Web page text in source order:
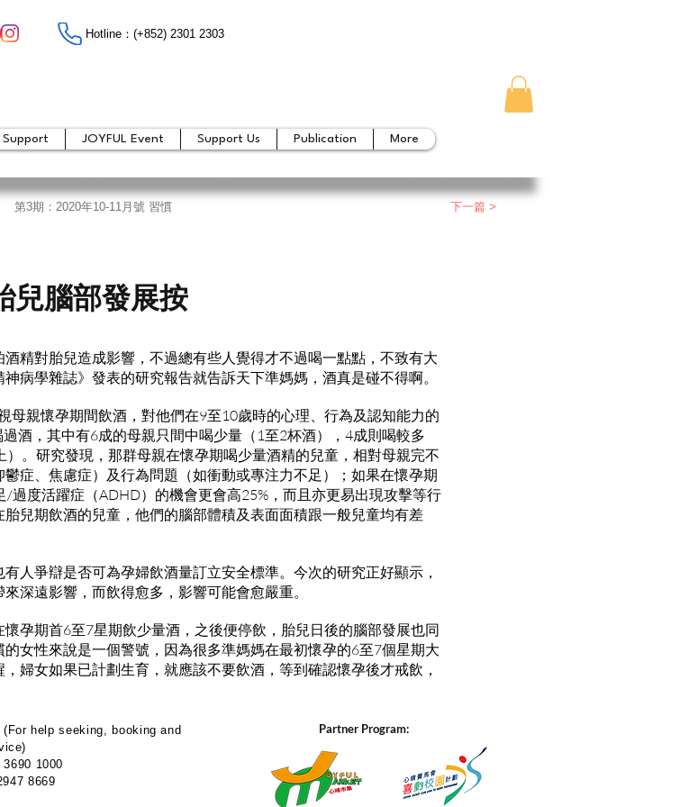
Hotline：​​(+852) 2301 2303
Support JOYFUL Event Support Us Publication More
第3期：2020年10-11月號 習慣 下一篇 >
兒腦部發展按
精對胎兒造成影響，不過總有些人覺得才不過喝一點點，不致有大
病學雜誌》發表的研究報告就告訴天下準媽媽，酒真是碰不得啊。
母親懷孕期間飲酒，對他們在9至10歲時的心理、行為及認知能力的
酒，其中有6成的母親只間中喝少量（1至2杯酒），4成則喝較多
）。研究發現，那群母親在懷孕期喝少量酒精的兒童，相對母親完不
症、焦慮症）及行為問題（如衝動或專注力不足）；如果在懷孕期
過度活躍症（ADHD）的機會更會高25%，而且亦更易出現攻擊等行
兒期飲酒的兒童，他們的腦部體積及表面面積跟一般兒童均有差
人爭辯是否可為孕婦飲酒量訂立安全標準。今次的研究正好顯示，
深遠影響，而飲得愈多，影響可能會愈嚴重。
孕期首6至7星期飲少量酒，之後便停飲，胎兒日後的腦部發展也同
女性來說是一個警號，因為很多準媽媽在最初懷孕的6至7個星期大
婦女如果已計劃生育，就應該不要飲酒，等到確認懷孕後才戒飲，
(For help seeking, booking and
3690 1000
8669
Partner Program: